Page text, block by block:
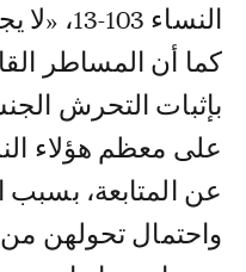
النساء
كما أن المساطر
بإثبات التحرش
على معظم هؤلاء
عن المتابعة، بسبب
واحتمال تحولهن